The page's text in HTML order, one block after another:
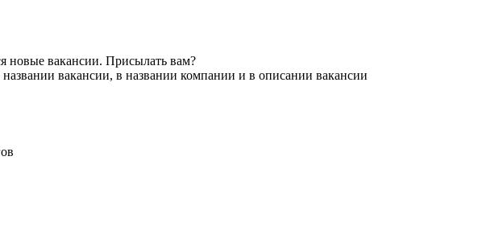
новые вакансии. Присылать вам?
вакансии, в названии компании и в описании вакансии